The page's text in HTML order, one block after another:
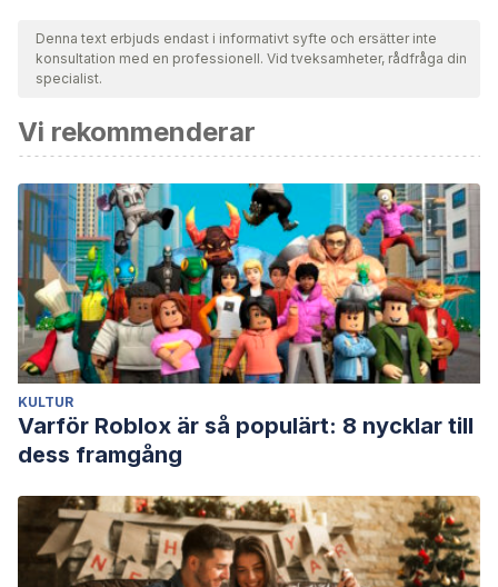
Denna text erbjuds endast i informativt syfte och ersätter inte
konsultation med en professionell. Vid tveksamheter, rådfråga din
specialist.
Vi rekommenderar
KULTUR
Varför Roblox är så populärt: 8 nycklar till
dess framgång